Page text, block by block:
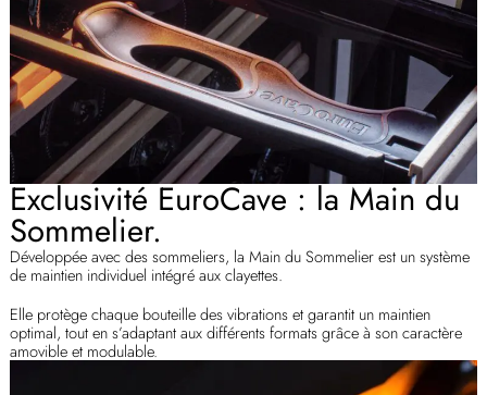
Exclusivité EuroCave : la Main du
Sommelier.
Développée avec des sommeliers, la Main du Sommelier est un système
de maintien individuel intégré aux clayettes.
Elle protège chaque bouteille des vibrations et garantit un maintien
optimal, tout en s’adaptant aux différents formats grâce à son caractère
amovible et modulable.